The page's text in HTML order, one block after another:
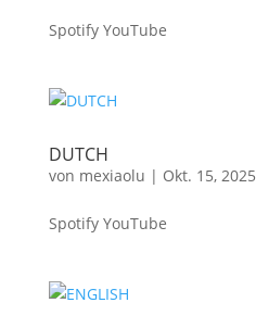
Spotify YouTube
DUTCH
von mexiaolu | Okt. 15, 2025
Spotify YouTube